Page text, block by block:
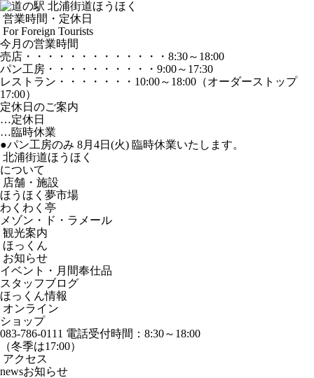
営業時間・定休日
For Foreign Tourists
今月の営業時間
売店 ・・・・・・・・・・・・・ 8:30～18:00
パン工房 ・・・・・・・・・・ 9:00～17:30
レストラン ・・・・・・・ 10:00～18:00 （オーダーストップ
17:00）
定休日のご案内
…定休日
…臨時休業
●パン工房のみ 8月4日(火) 臨時休業いたします。
北浦街道ほうほく
について
店舗・施設
ほうほく夢市場
わくわく亭
メゾン・ド・ラメール
観光案内
ほっくん
お知らせ
イベント・月間奉仕品
スタッフブログ
ほっくん情報
オンライン
ショップ
083-786-0111 電話受付時間：8:30～18:00
（冬季は17:00）
アクセス
newsお知らせ